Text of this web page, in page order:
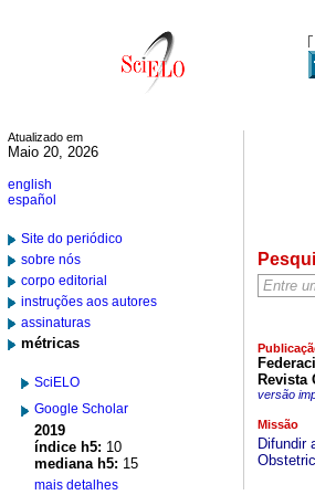
Atualizado em
Maio 20, 2026
english
español
Site do periódico
sobre nós
corpo editorial
instruções aos autores
assinaturas
métricas
SciELO
Google Scholar
2019
índice h5: 10
mediana h5: 15
mais detalhes
Revista
versão
Missão
Difundir